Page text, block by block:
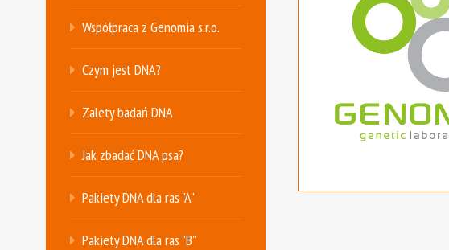
Współpraca z Genomia s.r.o.
Czym jest DNA?
Zalety badań DNA
Jak zbadać DNA psa?
Pakiety DNA dla ras "A"
Pakiety DNA dla ras "B"